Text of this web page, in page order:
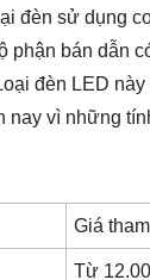
đèn sử dụng
phận bán dẫn
đèn LED
nay vì những
Giá
Từ